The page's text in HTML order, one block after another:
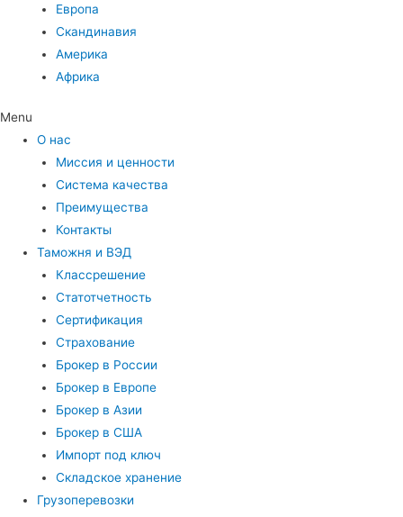
Европа
Скандинавия
Америка
Африка
Menu
О нас
Миссия и ценности
Система качества
Преимущества
Контакты
Таможня и ВЭД
Классрешение
Статотчетность
Сертификация
Страхование
Брокер в России
Брокер в Европе
Брокер в Азии
Брокер в США
Импорт под ключ
Складское хранение
Грузоперевозки